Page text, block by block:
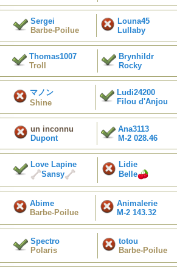
Sergei
Barbe-Poilue
Louna45
Lullaby
Thomas1007
Troll
Brynhildr
Rocky
マノン
Shine
Ludi24200
Filou d'Anjou
un inconnu
Dupont
Ana3113
M-2 028.46
Love Lapine
Sansy
Lidie
Belle
Abime
Barbe-Poilue
Animalerie
M-2 143.32
Spectro
Polaris
totou
Barbe-Poilue